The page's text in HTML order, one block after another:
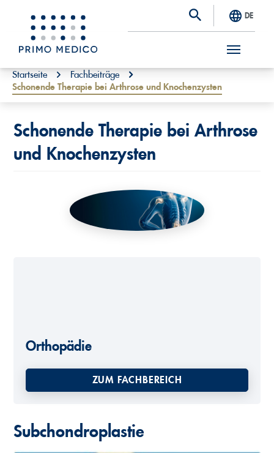
S
DE
You are here:
Startseite
Fachbeiträge
Schonende Therapie bei Arthrose und Knochenzysten
Schonende Therapie bei Arthrose
und Knochenzysten
Orthopädie
ZUM FACHBEREICH
Subchondroplastie